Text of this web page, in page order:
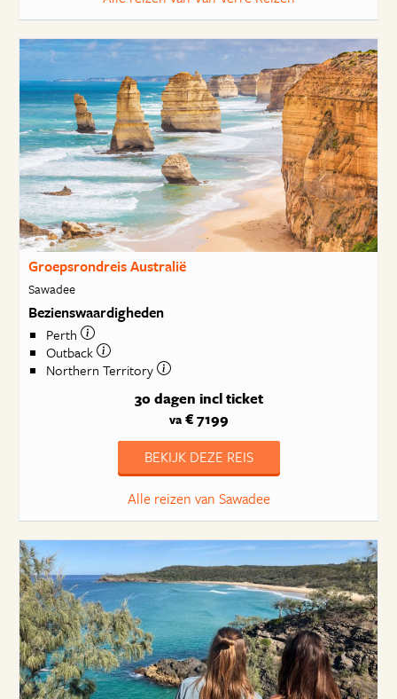
Groepsrondreis Australië
Sawadee
Bezienswaardigheden
Perth
Outback
Northern Territory
30 dagen incl ticket
va€ 7199
BEKIJK DEZE REIS
Alle reizen van Sawadee